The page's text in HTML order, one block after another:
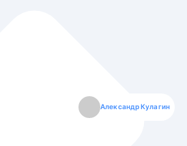
Александр Кулагин
Даниил Макаров
Екатерина Лазаренко
Борис Кашко
Юлия Изоитко